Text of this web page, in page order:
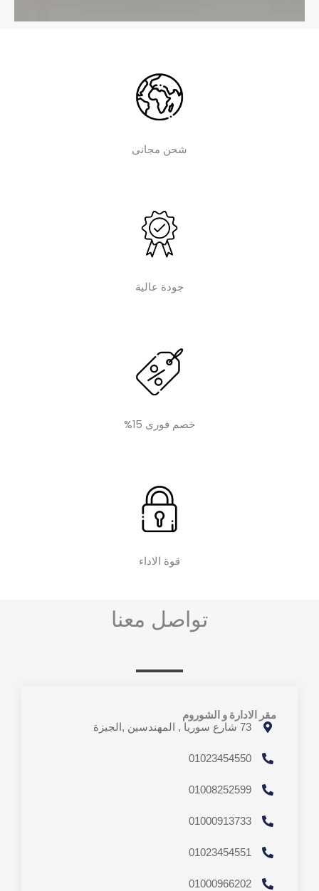
شحن مجانى
جودة عالية
خصم فورى 15%
قوة الاداء
تواصل معنا
مقر الادارة و الشوروم
73 شارع سوريا , المهندسين ,الجيزة
01023454550
01008252599
01000913733
01023454551
01000966202